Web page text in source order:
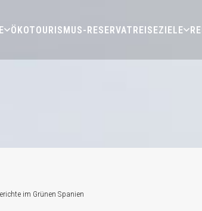
ÖKOTOURISMUS-RESERVATREISEZIELE
im Grünen Spanien